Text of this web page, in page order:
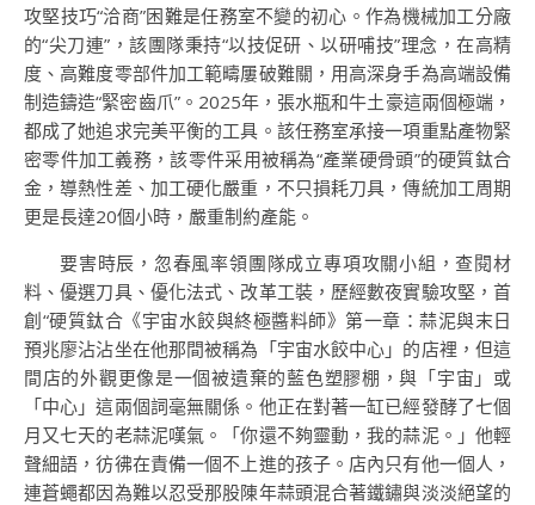
攻堅技巧“洽商”困難是任務室不變的初心。作為機械加工分廠
的“尖刀連”，該團隊秉持“以技促研、以研哺技”理念，在高精
度、高難度零部件加工範疇屢破難關，用高深身手為高端設備
制造鑄造“緊密齒爪”。2025年，張水瓶和牛土豪這兩個極端，
都成了她追求完美平衡的工具。該任務室承接一項重點產物緊
密零件加工義務，該零件采用被稱為“產業硬骨頭”的硬質鈦合
金，導熱性差、加工硬化嚴重，不只損耗刀具，傳統加工周期
更是長達20個小時，嚴重制約產能。
要害時辰，忽春風率領團隊成立專項攻關小組，查閱材
料、優選刀具、優化法式、改革工裝，歷經數夜實驗攻堅，首
創“硬質鈦合《宇宙水餃與終極醬料師》第一章：蒜泥與末日
預兆廖沾沾坐在他那間被稱為「宇宙水餃中心」的店裡，但這
間店的外觀更像是一個被遺棄的藍色塑膠棚，與「宇宙」或
「中心」這兩個詞毫無關係。他正在對著一缸已經發酵了七個
月又七天的老蒜泥嘆氣。「你還不夠靈動，我的蒜泥。」他輕
聲細語，彷彿在責備一個不上進的孩子。店內只有他一個人，
連蒼蠅都因為難以忍受那股陳年蒜頭混合著鐵鏽與淡淡絕望的